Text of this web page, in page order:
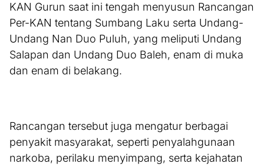
KAN Gurun saat ini tengah menyusun Rancangan
Per-KAN tentang Sumbang Laku serta Undang-
Undang Nan Duo Puluh, yang meliputi Undang
Salapan dan Undang Duo Baleh, enam di muka
dan enam di belakang.
Rancangan tersebut juga mengatur berbagai
penyakit masyarakat, seperti penyalahgunaan
narkoba, perilaku menyimpang, serta kejahatan